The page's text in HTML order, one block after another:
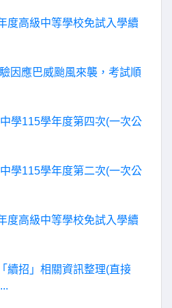
度高級中等學校免試入學續
因應巴威颱風來襲，考試順
學115學年度第四次(一次公
學115學年度第二次(一次公
度高級中等學校免試入學續
續招」相關資訊整理(直接